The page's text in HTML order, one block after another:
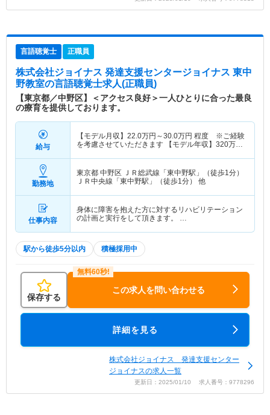
言語聴覚士 正職員
株式会社ジョイナス 発達支援センタージョイナス 東中
野教室の言語聴覚士求人(正職員)
【東京都／中野区】＜アクセス良好＞一人ひとりに合った最良
の療育を提供しております。
給与
【モデル月収】 22.0万円～30.0万円 程度 ※ご経験
を考慮させていただきます 【モデル年収】 320万円
勤務地
東京都 中野区 ＪＲ総武線「東中野駅」（徒歩1分）
ＪＲ中央線「東中野駅」（徒歩1分） 他
仕事内容
身体に障害を抱えた方に対するリハビリテーション
の計画と実行をして頂きます。 …
駅から徒歩5分以内 積極採用中
保存する
この求人を問い合わせる
詳細を見る
株式会社ジョイナス 発達支援センター
ジョイナスの求人一覧
更新日：2025/01/10 求人番号：9778296